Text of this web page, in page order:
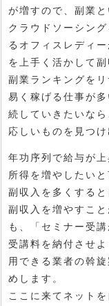
が増すので、副業
クラウドソーシン
るオフィスレディ
を上手く活かして
副業ランキングを
易く稼げる仕事が
続していきたいな
応しいものを見つ
年功序列で給与が
所得を増やしたい
副収入を多くすると
副収入を増やすこ
も、「セミナー受
受講料を納付させ
用できる業者の斡
めします。
ここに来てネット